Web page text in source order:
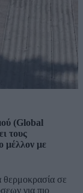
(Global
τους
μέλλον με
θερμοκρασία σε
για πιο